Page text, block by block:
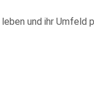
und ihr Umfeld